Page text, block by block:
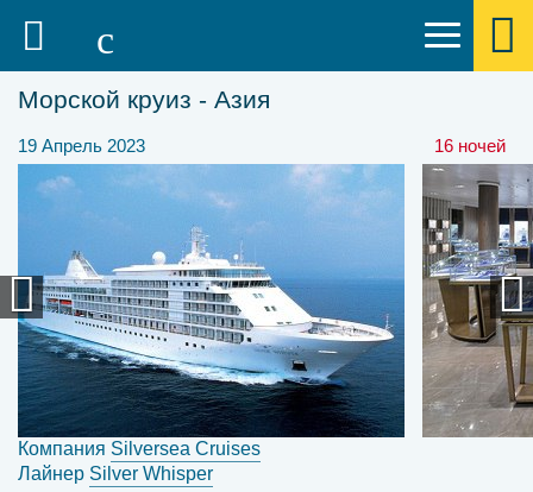
Морской круиз - Азия
19 Апрель 2023 16 ночей
Компания Silversea Cruises
Лайнер Silver Whisper